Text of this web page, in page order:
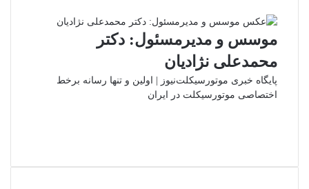
ایمیل
موسس و مدیرمسئول: دکتر
محمدعلی نژادیان
پایگاه خبری موتورسیکلت‌نیوز | اولین و تنها رسانه برخط
اختصاصی موتورسیکلت در ایران